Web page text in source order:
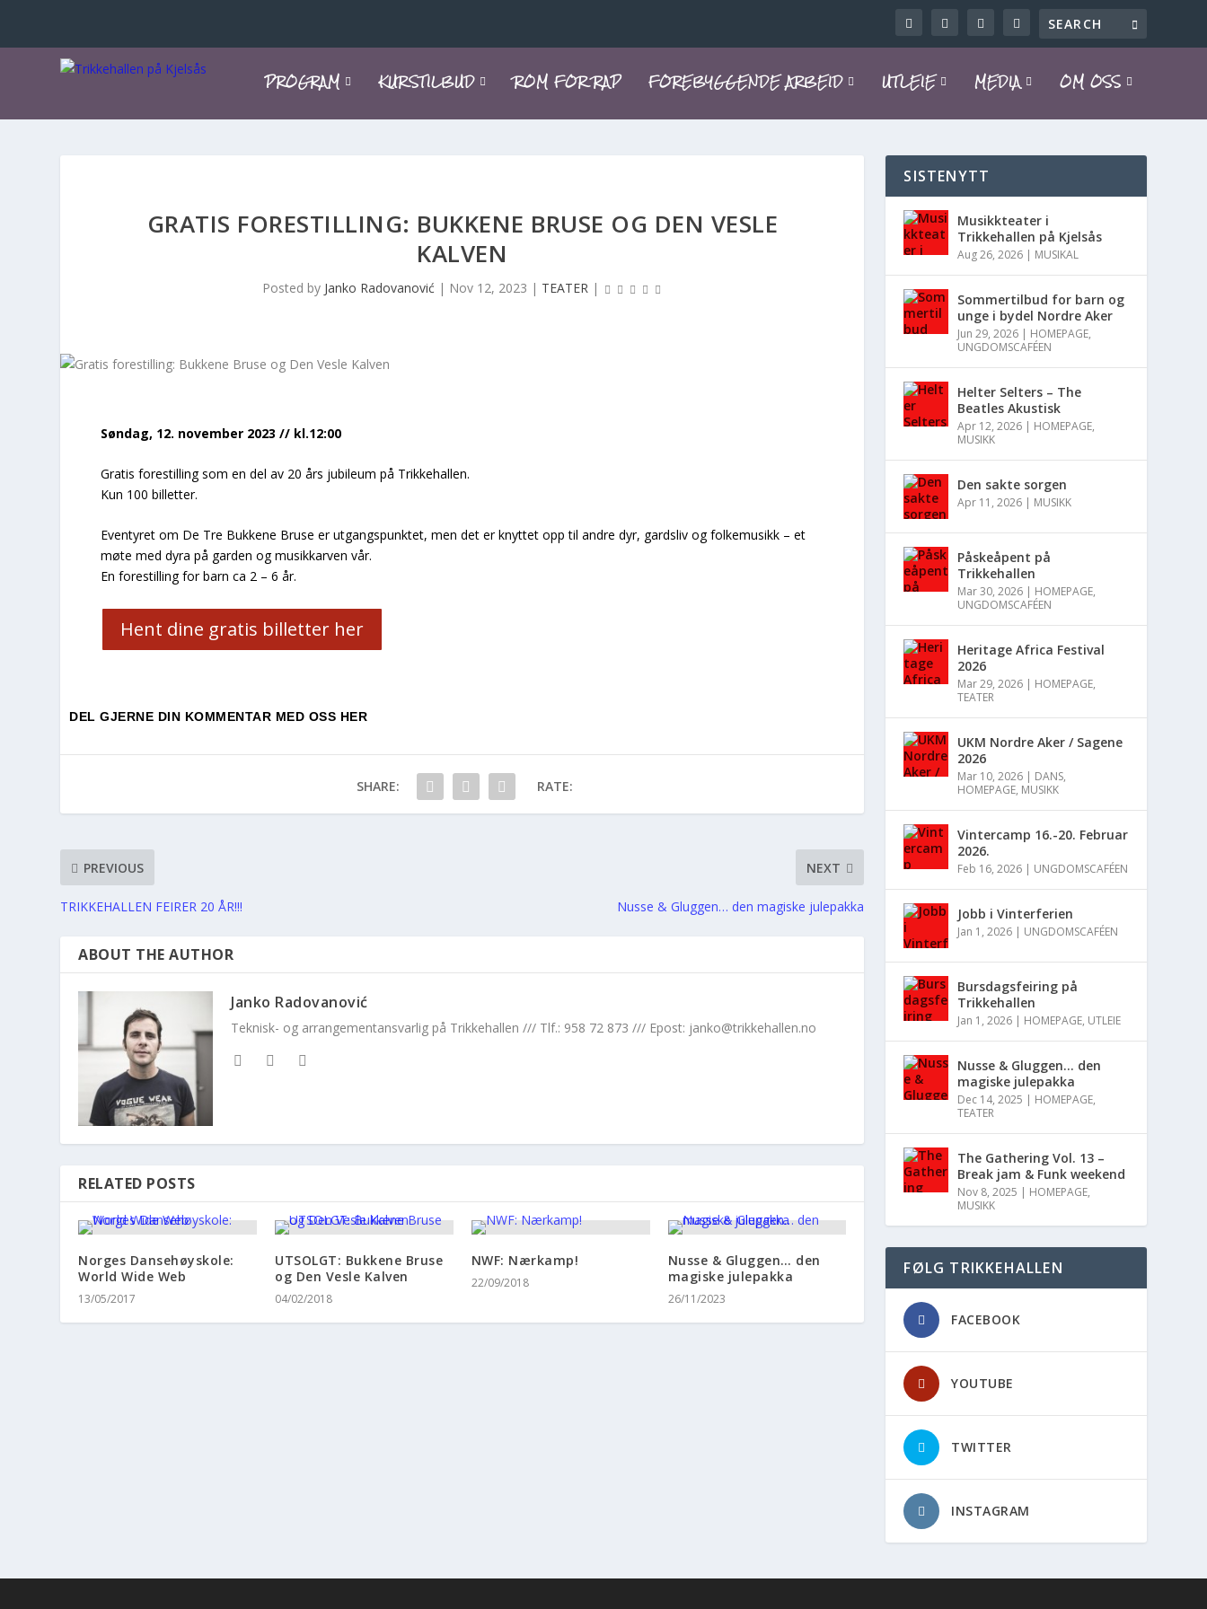
PROGRAM KURSTILBUD ROM FOR RAP FOREBYGGENDE ARBEID UTLEIE MEDIA OM OSS
GRATIS FORESTILLING: BUKKENE BRUSE OG DEN VESLE
KALVEN
Posted by Janko Radovanović | Nov 12, 2023 | TEATER |
Søndag, 12. november 2023 // kl.12:00
Gratis forestilling som en del av 20 års jubileum på Trikkehallen.
Kun 100 billetter.
Eventyret om De Tre Bukkene Bruse er utgangspunktet, men det er knyttet opp til andre dyr, gardsliv og folkemusikk – et
møte med dyra på garden og musikkarven vår.
En forestilling for barn ca 2 – 6 år.
Hent dine gratis billetter her
DEL GJERNE DIN KOMMENTAR MED OSS HER
SHARE: RATE:
PREVIOUS
TRIKKEHALLEN FEIRER 20 ÅR!!!
NEXT
Nusse & Gluggen… den magiske julepakka
ABOUT THE AUTHOR
Janko Radovanović
Teknisk- og arrangementansvarlig på Trikkehallen /// Tlf.: 958 72 873 /// Epost: janko@trikkehallen.no
RELATED POSTS
Norges Dansehøyskole:
World Wide Web
13/05/2017
UTSOLGT: Bukkene Bruse
og Den Vesle Kalven
04/02/2018
NWF: Nærkamp!
22/09/2018
Nusse & Gluggen… den
magiske julepakka
26/11/2023
SISTENYTT
Musikkteater i
Trikkehallen på Kjelsås
Aug 26, 2026 | MUSIKAL
Sommertilbud for barn og
unge i bydel Nordre Aker
Jun 29, 2026 | HOMEPAGE,
UNGDOMSCAFÉEN
Helter Selters – The
Beatles Akustisk
Apr 12, 2026 | HOMEPAGE,
MUSIKK
Den sakte sorgen
Apr 11, 2026 | MUSIKK
Påskeåpent på
Trikkehallen
Mar 30, 2026 | HOMEPAGE,
UNGDOMSCAFÉEN
Heritage Africa Festival
2026
Mar 29, 2026 | HOMEPAGE,
TEATER
UKM Nordre Aker / Sagene
2026
Mar 10, 2026 | DANS,
HOMEPAGE, MUSIKK
Vintercamp 16.-20. Februar
2026.
Feb 16, 2026 | UNGDOMSCAFÉEN
Jobb i Vinterferien
Jan 1, 2026 | UNGDOMSCAFÉEN
Bursdagsfeiring på
Trikkehallen
Jan 1, 2026 | HOMEPAGE, UTLEIE
Nusse & Gluggen… den
magiske julepakka
Dec 14, 2025 | HOMEPAGE,
TEATER
The Gathering Vol. 13 –
Break jam & Funk weekend
Nov 8, 2025 | HOMEPAGE,
MUSIKK
FØLG TRIKKEHALLEN
FACEBOOK
YOUTUBE
TWITTER
INSTAGRAM